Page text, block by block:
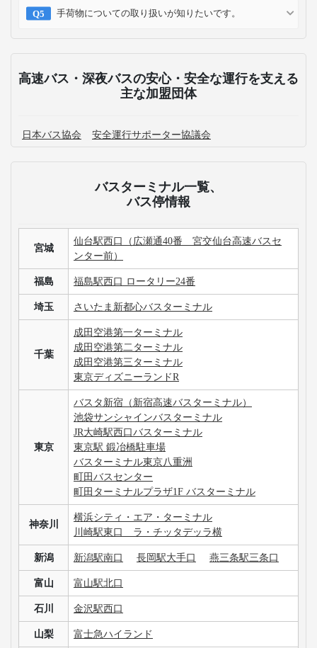
手荷物についての取り扱いが知りたいです。
高速バス・深夜バスの安心・安全な運行を支える
主な加盟団体
日本バス協会 安全運行サポーター協議会
バスターミナル一覧、
バス停情報
宮城
仙台駅西口（広瀬通40番 宮交仙台高速バスセ
ンター前）
福島 福島駅西口 ロータリー24番
埼玉 さいたま新都心バスターミナル
千葉
成田空港第一ターミナル
成田空港第二ターミナル
成田空港第三ターミナル
東京ディズニーランドR
東京
バスタ新宿（新宿高速バスターミナル）
池袋サンシャインバスターミナル
JR大崎駅西口バスターミナル
東京駅 鍛冶橋駐車場
バスターミナル東京八重洲
町田バスセンター
町田ターミナルプラザ1F バスターミナル
神奈川
横浜シティ・エア・ターミナル
川崎駅東口 ラ・チッタデッラ横
新潟 新潟駅南口 長岡駅大手口 燕三条駅三条口
富山 富山駅北口
石川 金沢駅西口
山梨 富士急ハイランド